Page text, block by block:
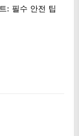
: 필수 안전 팁